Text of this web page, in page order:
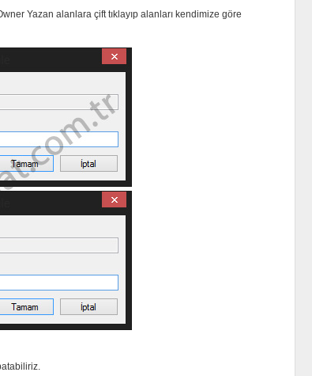
Yazan alanlara çift tıklayıp alanları kendimize göre